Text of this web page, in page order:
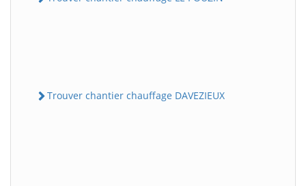
Trouver chantier chauffage DAVEZIEUX